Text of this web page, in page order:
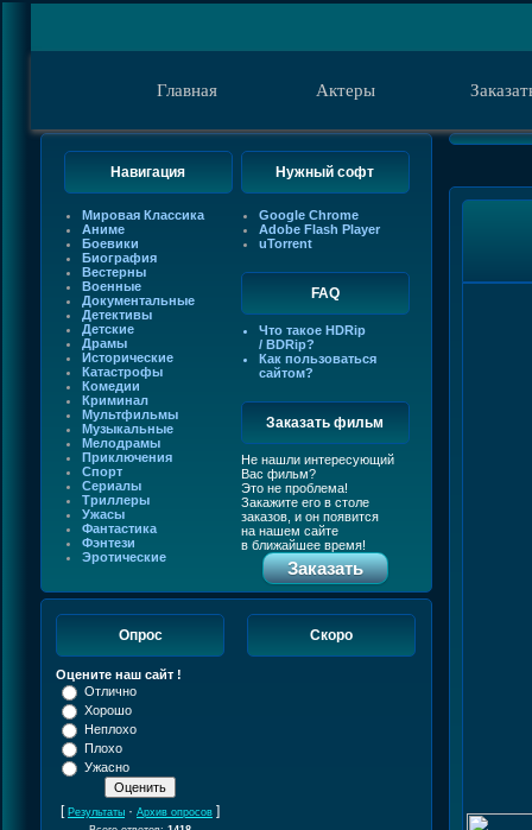
Главная Актеры
Навигация Нужный софт
Мировая Классика
Аниме
Боевики
Биография
Вестерны
Военные
Документальные
Детективы
Детские
Драмы
Исторические
Катастрофы
Комедии
Криминал
Мультфильмы
Музыкальные
Мелодрамы
Приключения
Спорт
Сериалы
Триллеры
Ужасы
Фантастика
Фэнтези
Эротические
Google Chrome
Adobe Flash Player
uTorrent
FAQ
Что такое HDRip
/ BDRip?
Как пользоваться
сайтом?
Заказать фильм
Не нашли интересующий
Вас фильм?
Это не проблема!
Закажите его в столе
заказов, и он появится
на нашем сайте
в ближайшее время!
Заказать
Опрос
Оцените наш сайт !
Отлично
Хорошо
Неплохо
Плохо
Ужасно
[ Результаты · Архив опросов ]
Скоро